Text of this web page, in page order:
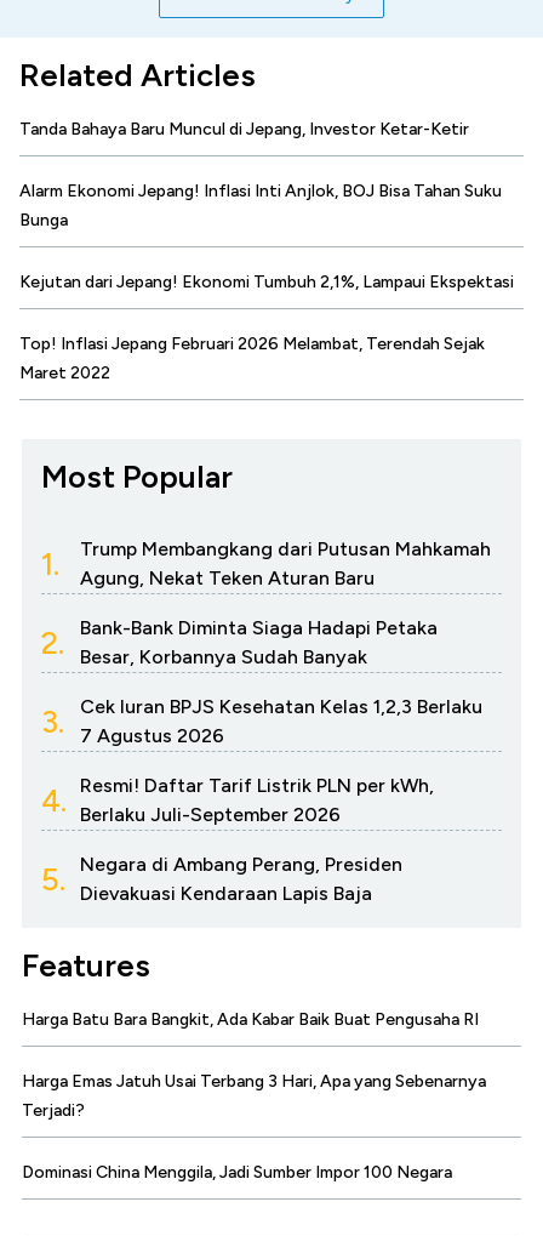
Related Articles
Tanda Bahaya Baru Muncul di Jepang, Investor Ketar-Ketir
Alarm Ekonomi Jepang! Inflasi Inti Anjlok, BOJ Bisa Tahan Suku
Bunga
Kejutan dari Jepang! Ekonomi Tumbuh 2,1%, Lampaui Ekspektasi
Top! Inflasi Jepang Februari 2026 Melambat, Terendah Sejak
Maret 2022
Most Popular
1.
Trump Membangkang dari Putusan Mahkamah
Agung, Nekat Teken Aturan Baru
2.
Bank-Bank Diminta Siaga Hadapi Petaka
Besar, Korbannya Sudah Banyak
3.
Cek Iuran BPJS Kesehatan Kelas 1,2,3 Berlaku
7 Agustus 2026
4.
Resmi! Daftar Tarif Listrik PLN per kWh,
Berlaku Juli-September 2026
5.
Negara di Ambang Perang, Presiden
Dievakuasi Kendaraan Lapis Baja
Features
Harga Batu Bara Bangkit, Ada Kabar Baik Buat Pengusaha RI
Harga Emas Jatuh Usai Terbang 3 Hari, Apa yang Sebenarnya
Terjadi?
Dominasi China Menggila, Jadi Sumber Impor 100 Negara